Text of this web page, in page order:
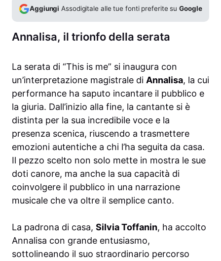
Aggiungi Assodigitale alle tue fonti preferite suGoogle
Annalisa, il trionfo della serata
La serata di “This is me” si inaugura con
un’interpretazione magistrale di Annalisa, la cui
performance ha saputo incantare il pubblico e
la giuria. Dall’inizio alla fine, la cantante si è
distinta per la sua incredibile voce e la
presenza scenica, riuscendo a trasmettere
emozioni autentiche a chi l’ha seguita da casa.
Il pezzo scelto non solo mette in mostra le sue
doti canore, ma anche la sua capacità di
coinvolgere il pubblico in una narrazione
musicale che va oltre il semplice canto.
La padrona di casa, Silvia Toffanin, ha accolto
Annalisa con grande entusiasmo,
sottolineando il suo straordinario percorso